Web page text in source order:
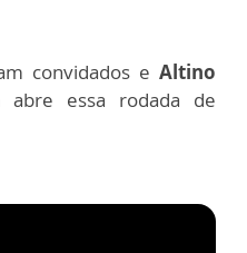
convidados e Altino
abre essa rodada de